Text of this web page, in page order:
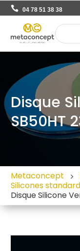
04 78 51 38 38
Disque
SB50HT
Metaconcept
Silicones
Disque Silicone